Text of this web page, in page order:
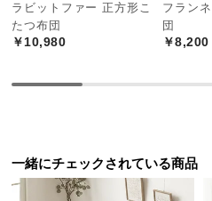
い
て
に
つ
ラビットファー 正方形こ
たつ布団
￥10,980
フラン
団
￥8,200
一緒にチェックされている商品